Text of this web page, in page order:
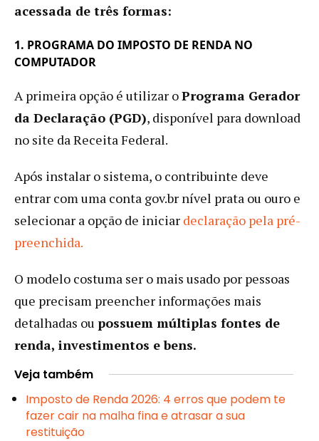
acessada de três formas:
1. PROGRAMA DO IMPOSTO DE RENDA NO
COMPUTADOR
A primeira opção é utilizar oPrograma Gerador
da Declaração (PGD), disponível para download
no site da Receita Federal.
Após instalar o sistema, o contribuinte deve
entrar com uma conta gov.br nível prata ou ouro e
selecionar a opção de iniciar declaração pela pré-
preenchida.
O modelo costuma ser o mais usado por pessoas
que precisam preencher informações mais
detalhadas ou possuem múltiplas fontes de
renda, investimentos e bens.
Veja também
Imposto de Renda 2026: 4 erros que podem te
fazer cair na malha fina e atrasar a sua
restituição